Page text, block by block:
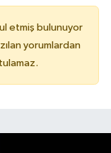
etmiş bulunuyor
yorumlardan